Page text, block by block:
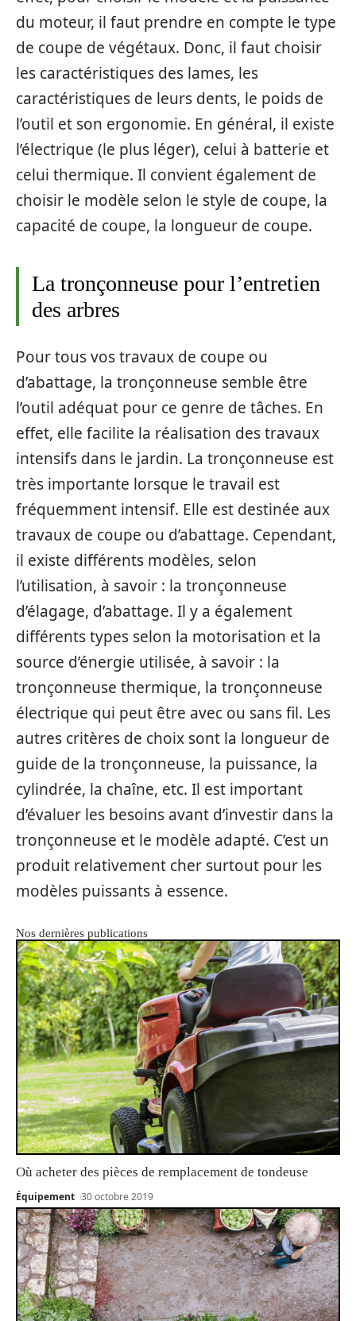
du moteur, il faut prendre en compte le type
de coupe de végétaux. Donc, il faut choisir
les caractéristiques des lames, les
caractéristiques de leurs dents, le poids de
l’outil et son ergonomie. En général, il existe
l’électrique (le plus léger), celui à batterie et
celui thermique. Il convient également de
choisir le modèle selon le style de coupe, la
capacité de coupe, la longueur de coupe.
La tronçonneuse pour l’entretien
des arbres
Pour tous vos travaux de coupe ou
d’abattage, la tronçonneuse semble être
l’outil adéquat pour ce genre de tâches. En
effet, elle facilite la réalisation des travaux
intensifs dans le jardin. La tronçonneuse est
très importante lorsque le travail est
fréquemment intensif. Elle est destinée aux
travaux de coupe ou d’abattage. Cependant,
il existe différents modèles, selon
l’utilisation, à savoir : la tronçonneuse
d’élagage, d’abattage. Il y a également
différents types selon la motorisation et la
source d’énergie utilisée, à savoir : la
tronçonneuse thermique, la tronçonneuse
électrique qui peut être avec ou sans fil. Les
autres critères de choix sont la longueur de
guide de la tronçonneuse, la puissance, la
cylindrée, la chaîne, etc. Il est important
d’évaluer les besoins avant d’investir dans la
tronçonneuse et le modèle adapté. C’est un
produit relativement cher surtout pour les
modèles puissants à essence.
Nos dernières publications
Où acheter des pièces de remplacement de tondeuse
Équipement 30 octobre 2019